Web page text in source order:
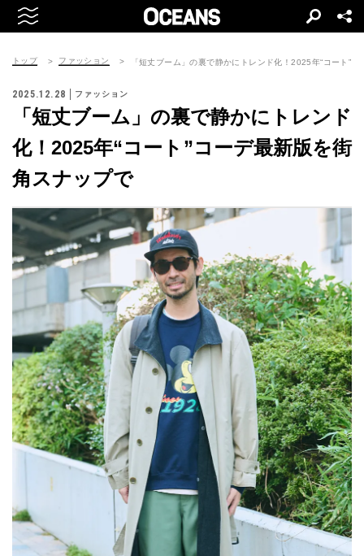
トップ ファッション 「短丈ブーム」の裏で静かにトレンド化！2025年“コート”
2025.12.28 ファッション
「短丈ブーム」の裏で静かにトレンド
化！2025年“コート”コーデ最新版を街
角スナップで